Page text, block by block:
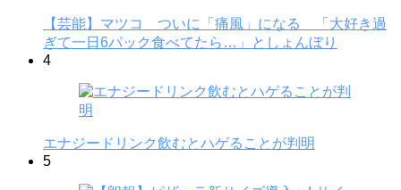
【芸能】マツコ ついに「痛風」になる 「大好き過
ぎて一日6パック食べてたら…」としょんぼり
4
エナジードリンク飲むとハゲることが判明
5